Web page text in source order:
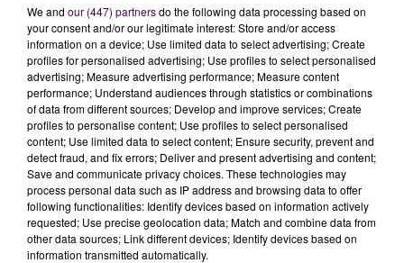
OUVERTURE COMPLÈTE À 9H
La Dirno prévoit égalementune neutralisation de
voie, à compter de 6h30, nécessaire pour achever
les travaux de la nuit. Elle s’étirera de la bretelle des
Pâtis jusqu’à l’échangeur Stalingradavec une sortie
obligatoire vers le giratoire de la Motte. Ces mesures
temporaires prendront fin à 9h."Les usagers sont
incités à privilégier dans leur déplacement un accès
à l’agglomération rouennaise par l’est via la D18E
(boulevard Industriel)"ajoute-t-on.
We and our (447) partnersdo the following data processing based on
your consent and/or our legitimate interest: Store and/or access
information on a device; Use limited data to select advertising; Create
profiles for personalised advertising; Use profiles to select personalised
advertising; Measure advertising performance; Measure content
performance; Understand audiences through statistics or combinations
of data from different sources; Develop and improve services; Create
profiles to personalise content; Use profiles to select personalised
content; Use limited data to select content; Ensure security, prevent and
detect fraud, and fix errors; Deliver and present advertising and content;
Save and communicate privacy choices. These technologies may
process personal data such as IP address and browsing data to offer
following functionalities: Identify devices based on information actively
requested; Use precise geolocation data; Match and combine data from
other data sources; Link different devices; Identify devices based on
information transmitted automatically.